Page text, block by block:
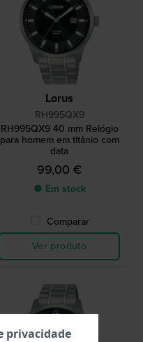
Lorus
RH995QX9
RH995QX9 40 mm Relógio
para homem em titânio com
data
99,00 €
● Em stock
Comparar
Ver produto
privacidade